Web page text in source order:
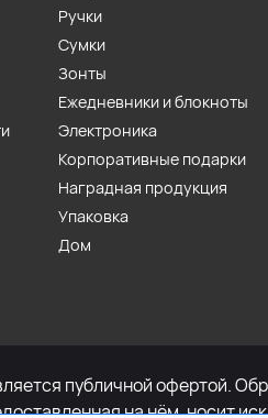
Ручки
Сумки
Зонты
Ежедневники и блокноты
Электроника
Корпоративные подарки
Наградная продукция
Упаковка
Дом
публичной офертой.
на нём, носит